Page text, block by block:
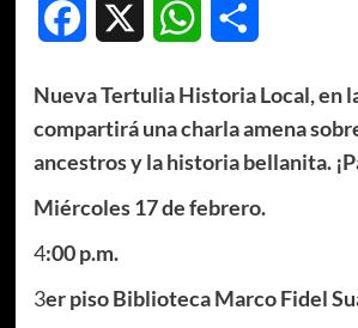
Facebook WhatsApp
Nueva Tertulia Historia Local, en
compartirá una charla amena
ancestros y la historia bellanita.
Miércoles 17 de febrero.
4:00 p.m.
3er piso Biblioteca Marco Fidel